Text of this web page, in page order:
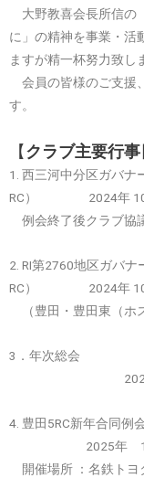
大野教喜会長所信の
に」の精神を事業・活
ますが精一杯努力致し
会員の皆様のご支援
す。
【クラブ主要行
1. 西三河中分区ガバ
RC） 2024年 10
例会終了後クラブ協
2. RI第2760地区ガバ
RC） 2024年 10月
（豊田・豊田東（ホ
3．年
2024年12
4. 豊田5RC新年
2025年 1月
開催場所 ：名